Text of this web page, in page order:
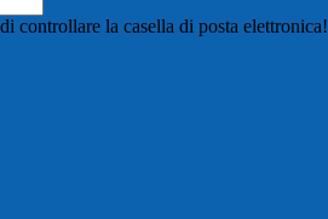
controllare la casella di posta elettronica!